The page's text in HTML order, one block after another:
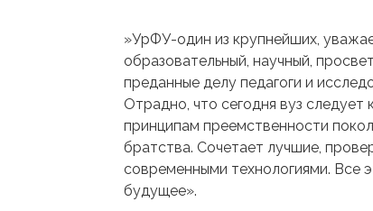
»УрФУ-один из крупнейших,
образовательный, научный,
преданные делу педагоги и
Отрадно, что сегодня вуз
принципам преемственности
братства. Сочетает лучшие,
современными технологиями. Все
будущее».